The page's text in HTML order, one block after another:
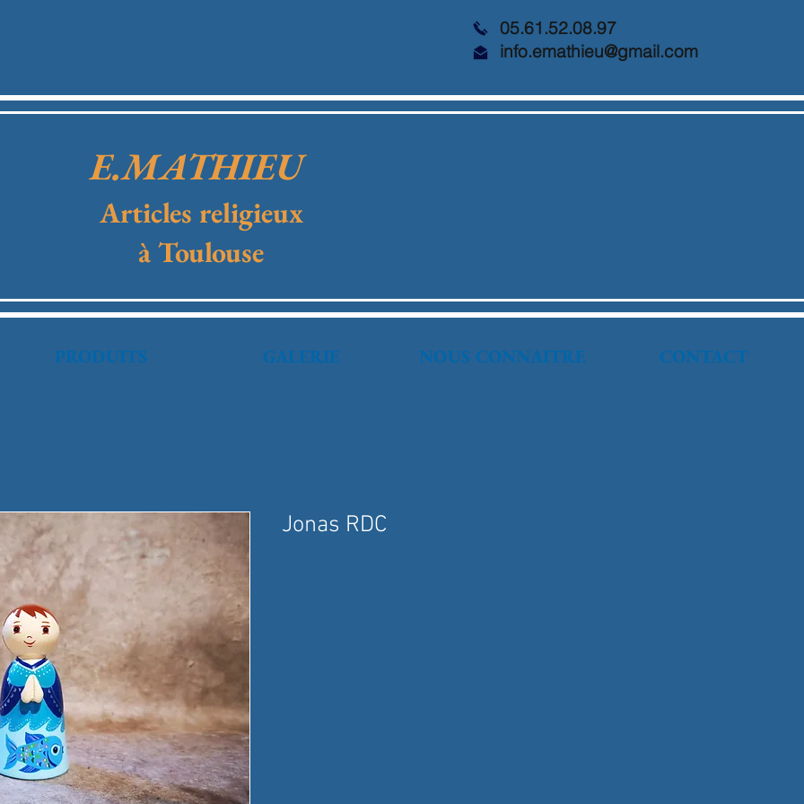
05.61.52.08.97
info.emathieu@gmail.com
E.MATHIEU
Articles religieux
à Toulouse
PRODUITS GALERIE NOUS CONNAITRE CONTACT
Jonas RDC